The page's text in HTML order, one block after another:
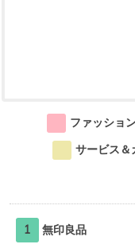
ファッショ
サービス＆
1 無印良品